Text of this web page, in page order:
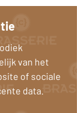
van het
of sociale
data.